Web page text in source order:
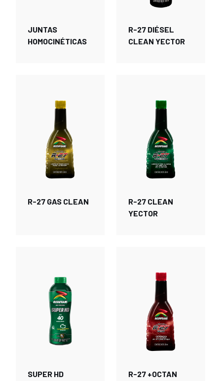
JUNTAS
HOMOCINÉTICAS
R-27 DIÉSEL
CLEAN YECTOR
R-27 GAS CLEAN
R-27 CLEAN
YECTOR
SUPER HD R-27 +OCTAN